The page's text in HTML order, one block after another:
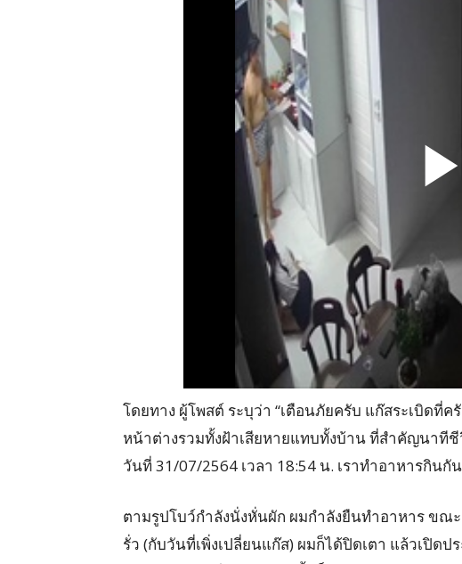
โดยทาง ผู้โพสต์ ระบุว่า “เตือนภัยครับ แก๊สระเบิดที่
หน้าต่างรวมทั้งฝ้าเสียหายแทบทั้งบ้าน ที่สำคัญนาที
วันที่ 31/07/2564 เวลา 18:54 น. เราทำอาหารกินกั
ตามรูปโบว์กำลังนั่งหั่นผัก ผมกำลังยืนทำอาหาร ขณ
รั่ว (กับวันที่เพิ่งเปลี่ยนแก๊ส) ผมก็ได้ปิดเตา แล้วเปิด